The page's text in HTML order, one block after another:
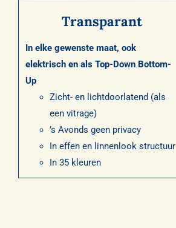
Transparant
In elke gewenste maat, ook
elektrisch en als Top-Down Bottom-
Up
Zicht- en lichtdoorlatend (als
een vitrage)
’s Avonds geen privacy
In effen en linnenlook structuur
In 35 kleuren